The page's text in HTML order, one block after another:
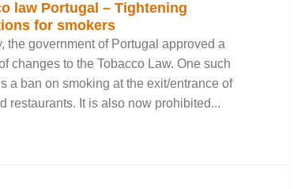
law Portugal – Tightening
for smokers
the government of Portugal approved a
changes to the Tobacco Law. One such
a ban on smoking at the exit/entrance of
restaurants. It is also now prohibited...